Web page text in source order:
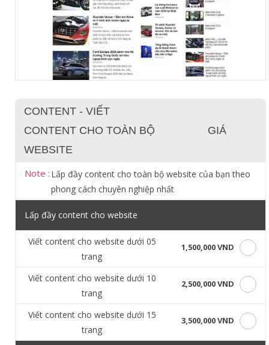
CONTENT - VIẾT
CONTENT CHO TOÀN BỘ
WEBSITE
GIÁ
Note : Lấp đầy content cho toàn bộ website của bạn theo
phong cách chuyên nghiệp nhất
Lấp đầy content cho website
Viết content cho website dưới 05
trang
1,500,000 VND
Viết content cho website dưới 10
trang
2,500,000 VND
Viết content cho website dưới 15
trang
3,500,000 VND